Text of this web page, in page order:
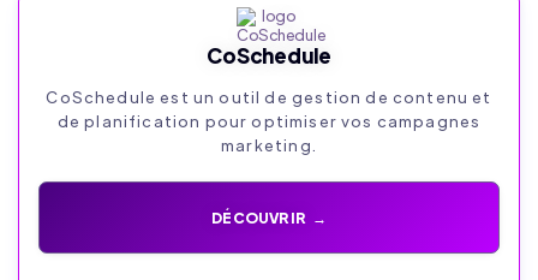
CoSchedule
CoSchedule est un outil de gestion de contenu et
de planification pour optimiser vos campagnes
marketing.
DÉCOUVRIR →